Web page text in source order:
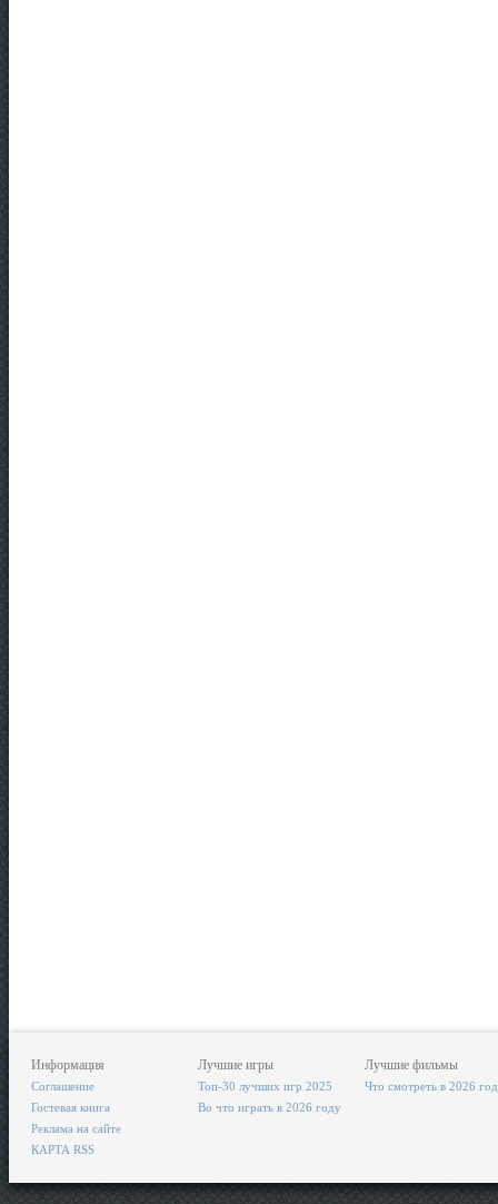
Информация
Соглашение
Гостевая книга
Реклама на сайте
КАРТА RSS
Лучшие игры
Топ-30 лучших игр 2025
Во что играть в 2026 году
Лучшие фильмы
Что смотреть в 2026